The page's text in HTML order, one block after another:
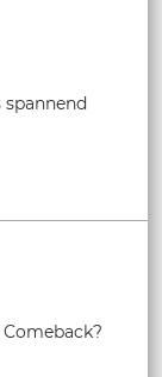
spannend